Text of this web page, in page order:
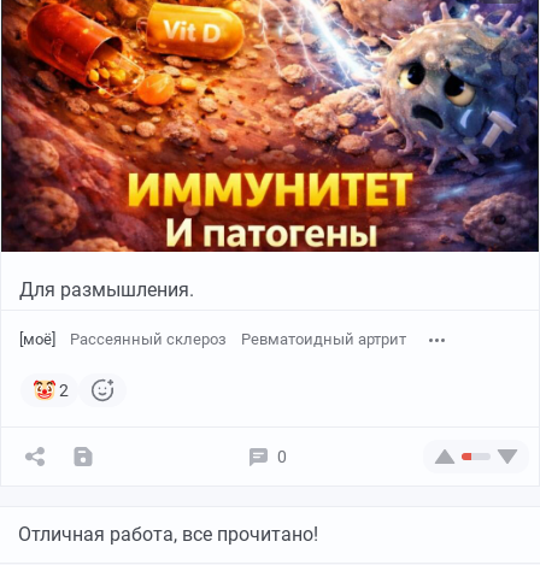
Для размышления.
[моё] Рассеянный склероз Ревматоидный артрит
2
0
Отличная работа, все прочитано!